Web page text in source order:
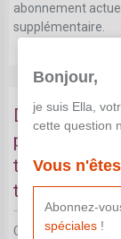
abonnement actuel.
supplémentaire.
pour les
travail à
temps plein
Ce document n'est
Bonjour,
je suis Ella,
cette question
Vous
Abonnez-
spéciales!